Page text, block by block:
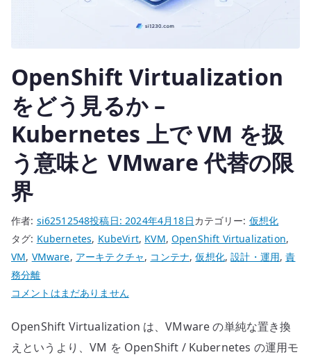
タ
に
持
ち
込
む
と
い
う
設
計
へ
OpenShift Virtualization
をどう見るか –
Kubernetes 上で VM を扱
う意味と VMware 代替の限
界
作者: si62512548投稿日:2024年4月18日カテゴリー: 仮想化
タグ: Kubernetes, KubeVirt, KVM, OpenShift Virtualization,
VM, VMware, アーキテクチャ, コンテナ,仮想化,設計・運用,責
務分離
OpenShift
を
ど
コメントはまだありません
OpenShift Virtualization は、VMware の単純な置き換
えというより、VM を OpenShift / Kubernetes の運用モ